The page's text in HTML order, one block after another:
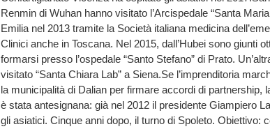
Renmin di Wuhan hanno visitato l’Arcispedale “Santa
Emilia nel 2013 tramite la Società italiana medicina
Clinici anche in Toscana. Nel 2015, dall’Hubei sono giunti
formarsi presso l’ospedale “Santo Stefano” di Prato.
visitato “Santa Chiara Lab” a Siena.Se l’imprenditoria
la municipalità di Dalian per firmare accordi di partnership,
è stata antesignana: già nel 2012 il presidente Giampiero
gli asiatici. Cinque anni dopo, il turno di Spoleto. Obiettivo: